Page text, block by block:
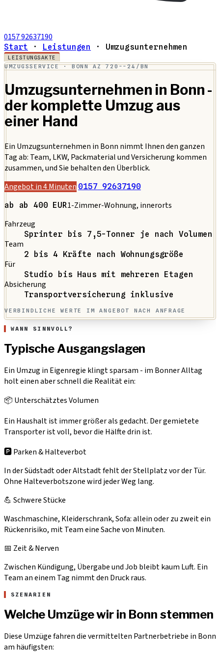
0157 92637190
Start · Leistungen · Umzugsunternehmen
LEISTUNGSAKTE
UMZUGSSERVICE · BONN AZ 720--24/BN
Umzugsunternehmen in Bonn -
der komplette Umzug aus
einer Hand
Ein Umzugsunternehmen in Bonn nimmt Ihnen den ganzen
Tag ab: Team, LKW, Packmaterial und Versicherung kommen
zusammen, und Sie behalten den Überblick.
Angebot in 4 Minuten 0157 92637190
ab ab 400 EUR1-Zimmer-Wohnung, innerorts
Fahrzeug
Sprinter bis 7,5-Tonner je nach Volumen
Team
2 bis 4 Kräfte nach Wohnungsgröße
Für
Studio bis Haus mit mehreren Etagen
Absicherung
Transportversicherung inklusive
VERBINDLICHE WERTE IM ANGEBOT NACH ANFRAGE
WANN SINNVOLL?
Typische Ausgangslagen
Ein Umzug in Eigenregie klingt sparsam - im Bonner Alltag
holt einen aber schnell die Realität ein:
📦 Unterschätztes Volumen
Ein Haushalt ist immer größer als gedacht. Der gemietete
Transporter ist voll, bevor die Hälfte drin ist.
🅿️ Parken & Halteverbot
In der Südstadt oder Altstadt fehlt der Stellplatz vor der Tür.
Ohne Halteverbotszone wird jeder Weg lang.
💪 Schwere Stücke
Waschmaschine, Kleiderschrank, Sofa: allein oder zu zweit ein
Rückenrisiko, mit Team eine Sache von Minuten.
📅 Zeit & Nerven
Zwischen Kündigung, Übergabe und Job bleibt kaum Luft. Ein
Team an einem Tag nimmt den Druck raus.
SZENARIEN
Welche Umzüge wir in Bonn stemmen
Diese Umzüge fahren die vermittelten Partnerbetriebe in Bonn
am häufigsten: